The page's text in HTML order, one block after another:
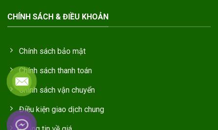
CHÍNH SÁCH & ĐIỀU KHOẢN
Chính sách bảo mật
Chính sách thanh toán
Chính sách vận chuyển
Điều kiện giao dịch chung